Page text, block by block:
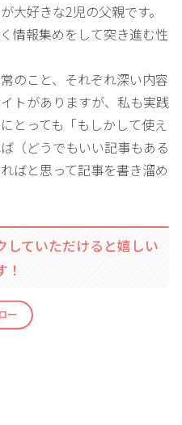
大好きな2児の父親です。
情報集めをして突き進む性
のこと、それぞれ深い内容
トがありますが、私も実践
とっても「もしかして使え
（どうでもいい記事もある
ばと思って記事を書き溜め
していただけると嬉しい
！